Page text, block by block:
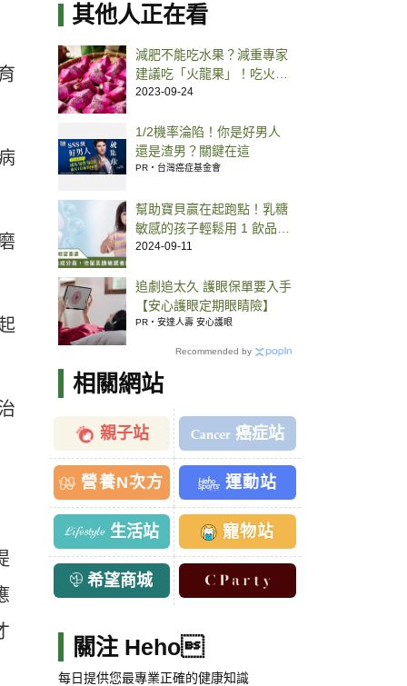
其他人正在看
減肥不能吃水果？減重專家
建議吃「火龍果」！吃火龍
果的好處、禁忌、挑選原則
2023-09-24
1/2機率淪陷！你是好男人
還是渣男？關鍵在這
PR・台灣癌症基金會
幫助寶貝贏在起跑點！乳糖
敏感的孩子輕鬆用 1 飲品替
換牛奶就能補好鈣
2024-09-11
追劇追太久 護眼保單要入手
【安心護眼定期眼睛險】
PR・安達人壽 安心護眼
Recommended by
相關網站
親子站 癌症站
營養N次方 運動站
生活站 寵物站
希望商城
關注 Heho
每日提供您最專業正確的健康知識